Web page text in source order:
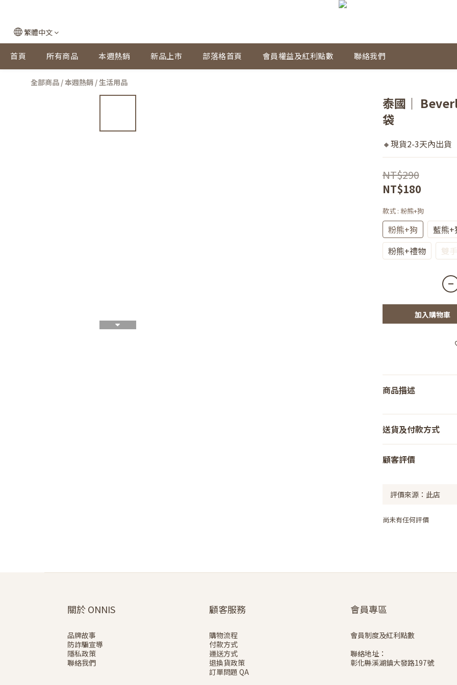
繁體中文
首頁 所有商品 本週熱銷 新品上市 部落格首頁 會員權益及紅利點數 聯絡我們
全部商品 /本週熱銷 /生活用品
泰國｜
袋
🔸現貨2-3天內出貨
NT$290
NT$180
款式 : 粉熊+狗
粉熊+狗
藍熊+
粉熊+禮物
雙
加入購物車
商品描述
送貨及付款方式
顧客評價
尚未有任何評價
關於 ONNIS
品牌故事
防詐騙宣導
隱私政策
聯絡我們
顧客服務
購物流程
付款方式
運送方式
退換貨政策
訂單問題 QA
會員專區
會員制度及紅利點數
聯絡地址：
彰化縣溪湖鎮大發路197號